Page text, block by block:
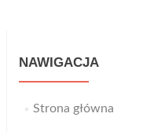
NAWIGACJA
Strona główna